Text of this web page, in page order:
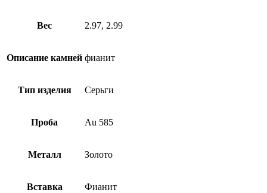
Вес 2.97, 2.99
Описание камней фианит
Тип изделия Серьги
Проба Au 585
Металл Золото
Вставка Фианит